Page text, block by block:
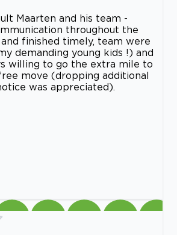
Maarten and his team -
throughout the
finished timely, team were
demanding young kids !) and
willing to go the extra mile to
move (dropping additional
was appreciated).